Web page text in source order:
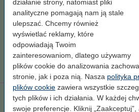
działanie strony, natomiast pliki
analityczne pomagają nam ją stale
ulepszać. Chcemy również
wyświetlać reklamy, które
odpowiadają Twoim
zainteresowaniom, dlatego używamy
plików cookie do analizowania
stronie, jak i poza nią. Nasza polityka
plików cookie zawiera wszystkie
tych plików i ich działania. W każdej
swoje preferencje. Kliknij „Zaakceptuj”,
399,00 zł
Porada
Radzimy Państwu zakupić ten toner
tonera HP.
123drukuj zamiennik zestaw
zwiększona pojemność, czarny + 3